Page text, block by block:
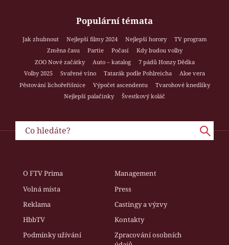
Populární témata
Jak zhubnout Nejlepší filmy 2024 Nejlepší horory
TV program
Změna času
Partie Počasí
Kdy budou volby
ZOO Nové začátky
Auto – katalog
7 pádů Honzy Dědka
Volby 2025
Svařené víno Tatarák podle Pohlreicha
Aloe vera
Pěstování lichořeřišnice
Výpočet ascendentu
Tvarohové knedlíky
Nejlepší palačinky
Švestkový koláč
O FTV Prima
Management
Volná místa
Press
Reklama
Castingy a výzvy
HbbTV
Kontakty
Podmínky užívání
Zpracování osobních